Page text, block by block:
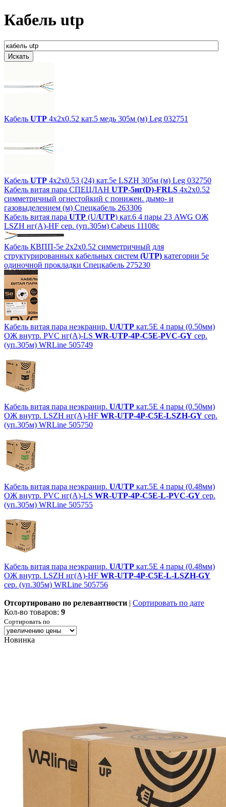
Кабель utp
Кабель UTP 4х2х0.52 кат.5 медь 305м (м) Leg 032751
Кабель UTP 4х2х0.53 (24) кат.5e LSZH 305м (м) Leg 032750
Кабель витая пара СПЕЦЛАН UTP-5нг(D)-FRLS 4х2х0.52
симметричный огнестойкий с понижен. дымо- и
газовыделением (м) Спецкабель 263306
Кабель витая пара UTP (U/UTP) кат.6 4 пары 23 AWG ОЖ
LSZH нг(А)-HF сер. (уп.305м) Cabeus 11108c
Кабель КВПП-5е 2х2х0.52 симметричный для
структурированных кабельных систем (UTP) категории 5e
одиночной прокладки Спецкабель 275230
Кабель витая пара неэкранир. U/UTP кат.5E 4 пары (0.50мм)
ОЖ внутр. PVC нг(А)-LS WR-UTP-4P-C5E-PVC-GY сер.
(уп.305м) WRLine 505749
Кабель витая пара неэкранир. U/UTP кат.5E 4 пары (0.50мм)
ОЖ внутр. LSZH нг(А)-HF WR-UTP-4P-C5E-LSZH-GY сер.
(уп.305м) WRLine 505750
Кабель витая пара неэкранир. U/UTP кат.5E 4 пары (0.48мм)
ОЖ внутр. PVC нг(А)-LS WR-UTP-4P-C5E-L-PVC-GY сер.
(уп.305м) WRLine 505755
Кабель витая пара неэкранир. U/UTP кат.5E 4 пары (0.48мм)
ОЖ внутр. LSZH нг(А)-HF WR-UTP-4P-C5E-L-LSZH-GY
сер. (уп.305м) WRLine 505756
Отсортировано по релевантности | Сортировать по дате
Кол-во товаров: 9
Сортировать по
Новинка